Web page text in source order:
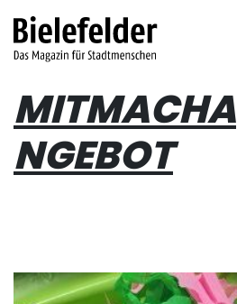
MITMACHA
NGEBOT